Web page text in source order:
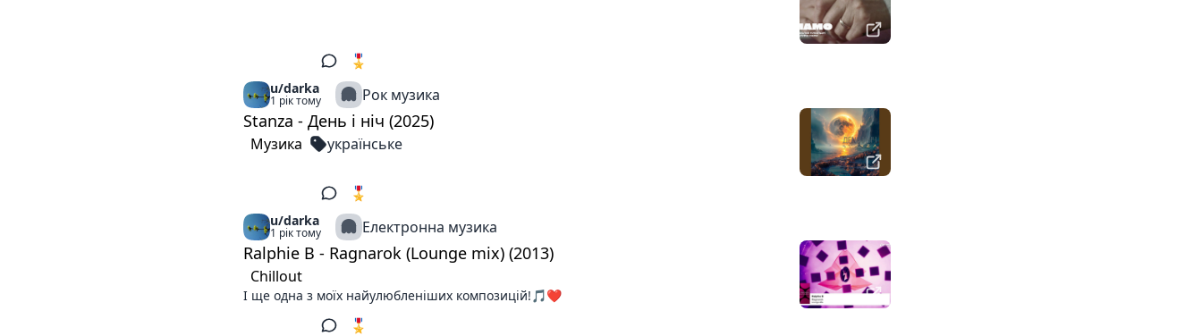
🎖️ 5
u/darka
1 рік тому Рок музика
Stanza - День і ніч (2025)
Музика українське
🎖️ 10
u/darka
1 рік тому Електронна музика
Ralphie B - Ragnarok (Lounge mix) (2013)
Chillout
І ще одна з моїх найулюбленіших композицій!🎵❤️
🎖️ 2